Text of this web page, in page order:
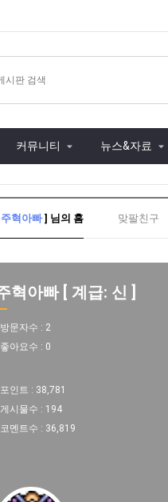
커뮤니티 뉴스&자료
주혁아빠] 님의 홈 맞팔친구
혁아빠 [ 계급: 신 ]
문자수 : 2
아요수 : 0
인트 : 38,781
시물수 : 194
멘트수 : 36,819